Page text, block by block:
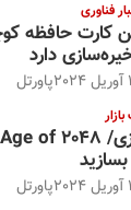
فناوری
دارد
پاورتل
بسازید
پاورتل